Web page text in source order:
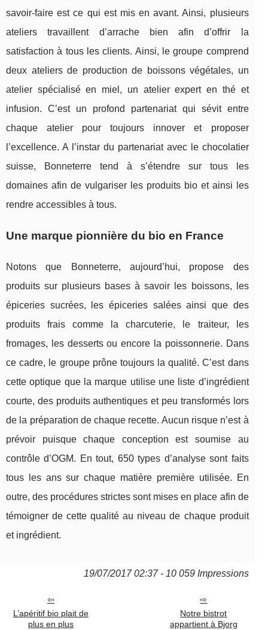
savoir-faire est ce qui est mis en avant. Ainsi, plusieurs
ateliers travaillent d’arrache bien afin d’offrir la
satisfaction à tous les clients. Ainsi, le groupe comprend
deux ateliers de production de boissons végétales, un
atelier spécialisé en miel, un atelier expert en thé et
infusion. C’est un profond partenariat qui sévit entre
chaque atelier pour toujours innover et proposer
l’excellence. A l’instar du partenariat avec le chocolatier
suisse, Bonneterre tend à s’étendre sur tous les
domaines afin de vulgariser les produits bio et ainsi les
rendre accessibles à tous.
Une marque pionnière du bio en France
Notons que Bonneterre, aujourd’hui, propose des
produits sur plusieurs bases à savoir les boissons, les
épiceries sucrées, les épiceries salées ainsi que des
produits frais comme la charcuterie, le traiteur, les
fromages, les desserts ou encore la poissonnerie. Dans
ce cadre, le groupe prône toujours la qualité. C’est dans
cette optique que la marque utilise une liste d’ingrédient
courte, des produits authentiques et peu transformés lors
de la préparation de chaque recette. Aucun risque n’est à
prévoir puisque chaque conception est soumise au
contrôle d’OGM. En tout, 650 types d’analyse sont faits
tous les ans sur chaque matière première utilisée. En
outre, des procédures strictes sont mises en place afin de
témoigner de cette qualité au niveau de chaque produit
et ingrédient.
19/07/2017 02:37 - 10 059 Impressions
L’apéritif bio plait de
plus en plus
Notre bistrot
appartient à Bjorg